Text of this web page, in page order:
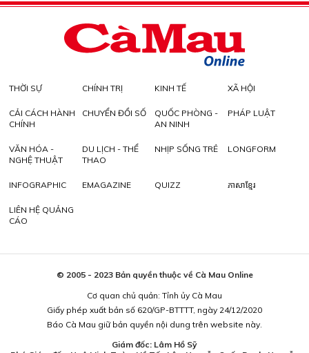
THỜI SỰ CHÍNH TRỊ KINH TẾ XÃ HỘI
CẢI CÁCH HÀNH
CHÍNH
CHUYỂN ĐỔI SỐ
QUỐC PHÒNG -
AN NINH
PHÁP LUẬT
VĂN HÓA -
NGHỆ THUẬT
DU LỊCH - THỂ
THAO
NHỊP SỐNG TRẺ LONGFORM
INFOGRAPHIC EMAGAZINE QUIZZ ភាសាខ្មែរ
LIÊN HỆ QUẢNG
CÁO
© 2005 - 2023 Bản quyền thuộc về Cà Mau Online
Cơ quan chủ quản: Tỉnh ủy Cà Mau
Giấy phép xuất bản số 620/GP-BTTTT, ngày 24/12/2020
Báo Cà Mau giữ bản quyền nội dung trên website này.
Giám đốc: Lâm Hồ Sỹ